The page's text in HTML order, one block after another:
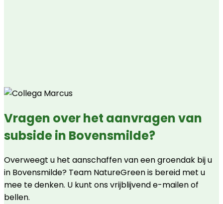
Vragen over het aanvragen van
subside in Bovensmilde?
Overweegt u het aanschaffen van een groendak bij u
in Bovensmilde? Team NatureGreen is bereid met u
mee te denken. U kunt ons vrijblijvend e-mailen of
bellen.